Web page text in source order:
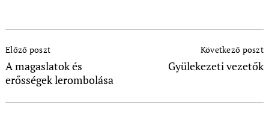
Navigation
Előző poszt
A magaslatok és
erősségek lerombolása
Következő poszt
Gyülekezeti vezetők